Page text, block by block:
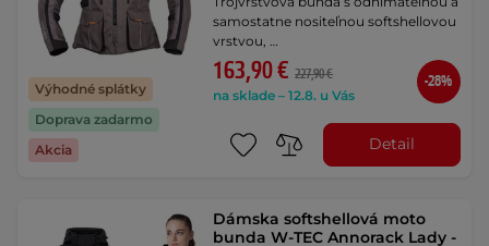
Výhodné splátky
Doprava zadarmo
Akcia
samostatne nositeľnou softshellovou
vrstvou, …
163,90 € 227,90 €
na sklade – 12.8. u Vás
-28%
Detail
Dámska softshellová moto
bunda W-TEC Annorack Lady -